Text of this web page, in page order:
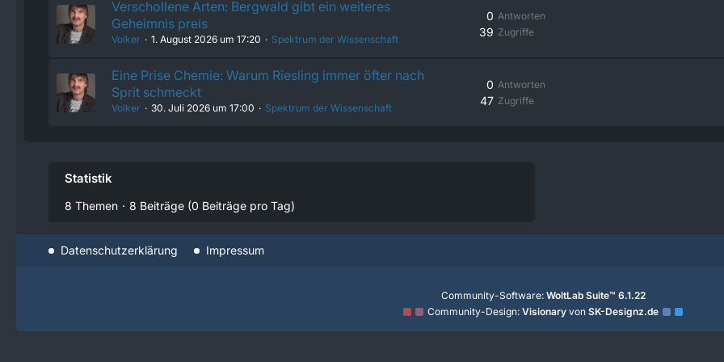
Verschollene Arten: Bergwald gibt ein weiteres
Geheimnis preis
Volker 1. August 2026 um 17:20 Spektrum der Wissenschaft
Antworten
0
Zugriffe
39
Eine Prise Chemie: Warum Riesling immer öfter nach
Sprit schmeckt
Volker 30. Juli 2026 um 17:00 Spektrum der Wissenschaft
Antworten
0
Zugriffe
47
Statistik
8 Themen 8 Beiträge (0 Beiträge pro Tag)
Datenschutzerklärung Impressum
Community-Software: WoltLab Suite™ 6.1.22
Community-Design: Visionary von SK-Designz.de